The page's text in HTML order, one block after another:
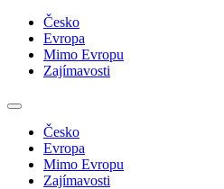
Česko
Evropa
Mimo Evropu
Zajímavosti
Česko
Evropa
Mimo Evropu
Zajímavosti